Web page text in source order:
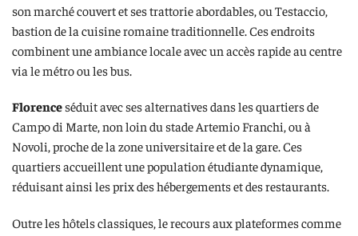
son marché couvert et ses trattorie abordables, ou Testaccio,
bastion de la cuisine romaine traditionnelle. Ces endroits
combinent une ambiance locale avec un accès rapide au centre
via le métro ou les bus.
Florenceséduit avec ses alternatives dans les quartiers de
Campo di Marte, non loin du stade Artemio Franchi, ou à
Novoli, proche de la zone universitaire et de la gare. Ces
quartiers accueillent une population étudiante dynamique,
réduisant ainsi les prix des hébergements et des restaurants.
Outre les hôtels classiques, le recours aux plateformes comme